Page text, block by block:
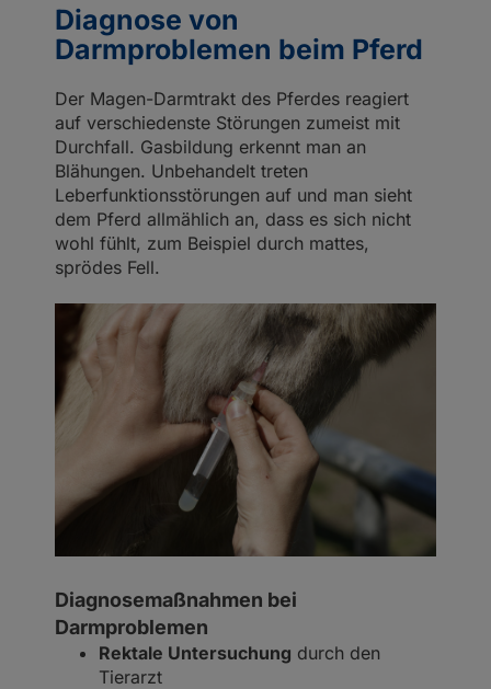
Diagnose von
Darmproblemen beim Pferd
Der Magen-Darmtrakt des Pferdes reagiert
auf verschiedenste Störungen zumeist mit
Durchfall. Gasbildung erkennt man an
Blähungen. Unbehandelt treten
Leberfunktionsstörungen auf und man sieht
dem Pferd allmählich an, dass es sich nicht
wohl fühlt, zum Beispiel durch mattes,
sprödes Fell.
Diagnosemaßnahmen bei
Darmproblemen
Rektale Untersuchung durch den
Tierarzt